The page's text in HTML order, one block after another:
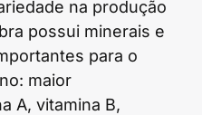
na produção
possui minerais e
para o
maior
A, vitamina B,